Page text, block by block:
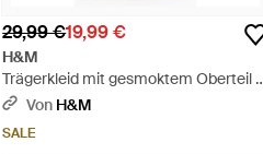
29,99 €19,99 €
H&M
Trägerkleid mit gesmoktem Oberteil -
Natur
Von H&M
SALE